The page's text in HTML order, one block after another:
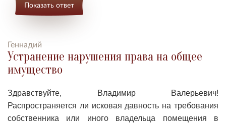
Показать ответ
Геннадий
Устранение нарушения права на общее
имущество
Здравствуйте, Владимир Валерьевич!
Распространяется ли исковая давность на требования
собственника или иного владельца помещения в